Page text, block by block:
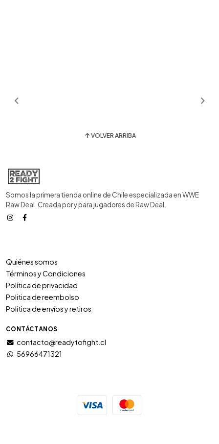
VOLVER ARRIBA
Somos la primera tienda online de Chile especializada en WWE
Raw Deal. Creada por y para jugadores de Raw Deal.
Quiénes somos
Términos y Condiciones
Política de privacidad
Politica de reembolso
Política de envíos y retiros
CONTÁCTANOS
contacto@readytofight.cl
56966471321